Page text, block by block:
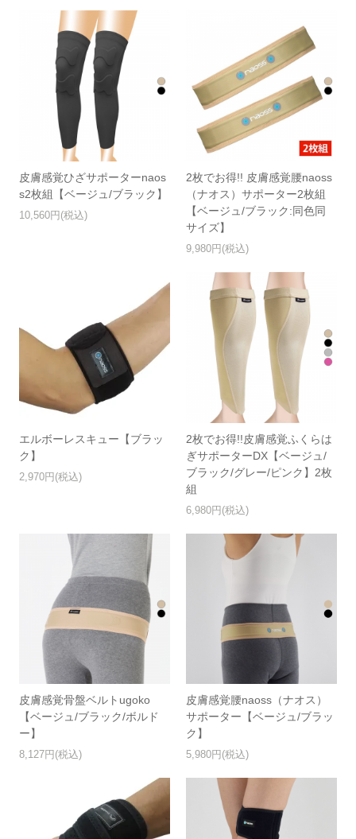
皮膚感覚ひざサポーターnaos
s2枚組【ベージュ/ブラック】
10,560円(税込)
2枚でお得!! 皮膚感覚腰naoss
（ナオス）サポーター2枚組
【ベージュ/ブラック:同色同
サイズ】
9,980円(税込)
エルボーレスキュー【ブラッ
ク】
2,970円(税込)
2枚でお得!!皮膚感覚ふくらは
ぎサポーターDX【ベージュ/
ブラック/グレー/ピンク】2枚
組
6,980円(税込)
皮膚感覚骨盤ベルトugoko
【ベージュ/ブラック/ボルド
ー】
8,127円(税込)
皮膚感覚腰naoss（ナオス）
サポーター【ベージュ/ブラッ
ク】
5,980円(税込)